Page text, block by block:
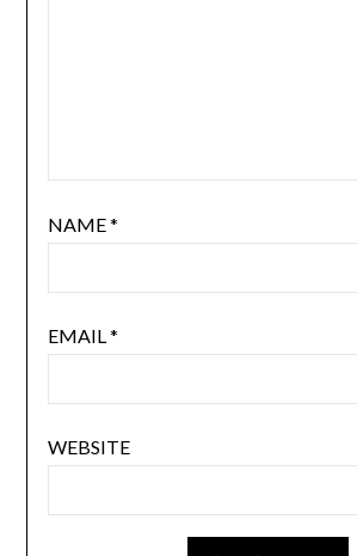
NAME*
EMAIL*
WEBSITE